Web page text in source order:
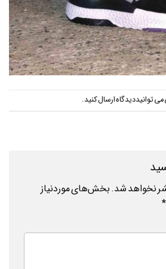
توانیددیدگاه ارسال کنید.
نخواهد شد.بخش‌های موردنیاز
*